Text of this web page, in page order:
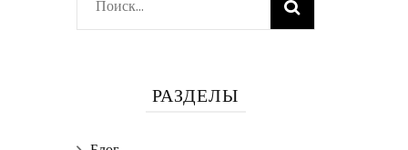
Найти:
РАЗДЕЛЫ